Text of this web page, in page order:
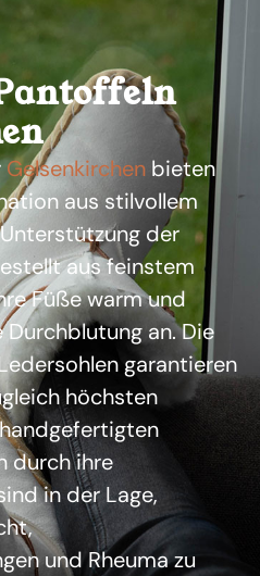
Gelsenkirchen bieten
aus stilvollem
der
aus feinstem
Füße warm und
an. Die
garantieren
höchsten
durch ihre
in der Lage,
und Rheuma zu